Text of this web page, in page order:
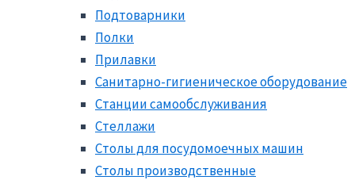
Подтоварники
Полки
Прилавки
Санитарно-гигиеническое оборудование
Станции самообслуживания
Стеллажи
Столы для посудомоечных машин
Столы производственные